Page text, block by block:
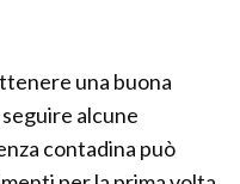
una buona
alcune
contadina può